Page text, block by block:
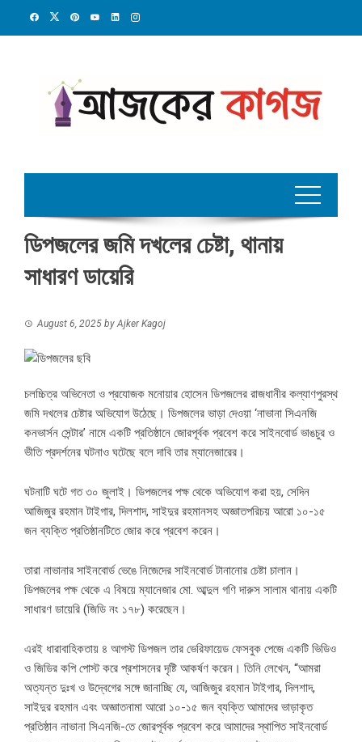
ডিপজলের জমি দখলের চেষ্টা, থানায়
সাধারণ ডায়েরি
August 6, 2025 byAjker Kagoj
চলচ্চিত্র অভিনেতা ও প্রযোজক মনোয়ার হোসেন ডিপজলের রাজধানীর কল্যাণপুরস্থ
জমি দখলের চেষ্টার অভিযোগ উঠেছে। ডিপজলের ভাড়া দেওয়া ‘নাভানা সিএনজি
কনভার্সন সেন্টার’ নামে একটি প্রতিষ্ঠানে জোরপূর্বক প্রবেশ করে সাইনবোর্ড ভাঙচুর ও
ভীতি প্রদর্শনের ঘটনাও ঘটেছে বলে দাবি তার ম্যানেজারের।
ঘটনাটি ঘটে গত ৩০ জুলাই। ডিপজলের পক্ষ থেকে অভিযোগ করা হয়, সেদিন
আজিজুর রহমান টাইগার, দিলশাদ, সাইদুর রহমানসহ অজ্ঞাতপরিচয় আরো ১০-১৫
জন ব্যক্তি প্রতিষ্ঠানটিতে জোর করে প্রবেশ করেন।
তারা নাভানার সাইনবোর্ড ভেঙে নিজেদের সাইনবোর্ড টানানোর চেষ্টা চালান।
ডিপজলের পক্ষ থেকে এ বিষয়ে ম্যানেজার মো. আব্দুল গণি দারুস সালাম থানায় একটি
সাধারণ ডায়েরি (জিডি নং ১৭৮) করেছেন।
এরই ধারাবাহিকতায় ৪ আগস্ট ডিপজল তার ভেরিফায়েড ফেসবুক পেজে একটি ভিডিও
ও জিডির কপি পোস্ট করে প্রশাসনের দৃষ্টি আকর্ষণ করেন। তিনি লেখেন, “আমরা
অত্যন্ত দুঃখ ও উদ্বেগের সঙ্গে জানাচ্ছি যে, আজিজুর রহমান টাইগার, দিলশাদ,
সাইদুর রহমান এবং অজ্ঞাতনামা আরো ১০-১৫ জন ব্যক্তি আমাদের ভাড়াকৃত
প্রতিষ্ঠান নাভানা সিএনজি-তে জোরপূর্বক প্রবেশ করে আমাদের স্থাপিত সাইনবোর্ড